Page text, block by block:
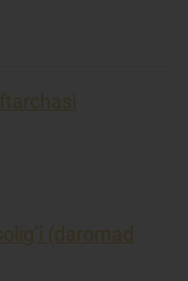
(daromad